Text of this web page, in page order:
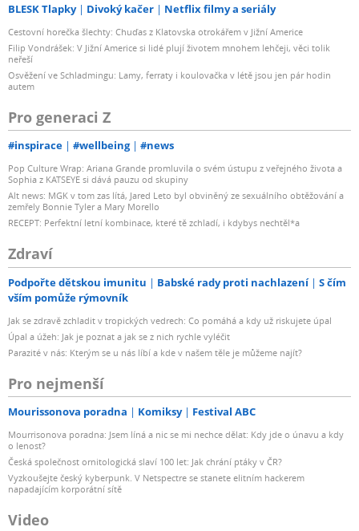
BLESK Tlapky Divoký kačer Netflix filmy a seriály
Cestovní horečka šlechty: Chuďas z Klatovska otrokářem v Jižní Americe
Filip Vondrášek: V Jižní Americe si lidé plují životem mnohem lehčeji, věci tolik
neřeší
Osvěžení ve Schladmingu: Lamy, ferraty i koulovačka v létě jsou jen pár hodin
autem
Pro generaci Z
#inspirace #wellbeing #news
Pop Culture Wrap: Ariana Grande promluvila o svém ústupu z veřejného života a
Sophia z KATSEYE si dává pauzu od skupiny
Alt news: MGK v tom zas lítá, Jared Leto byl obviněný ze sexuálního obtěžování a
zemřely Bonnie Tyler a Mary Morello
RECEPT: Perfektní letní kombinace, které tě zchladí, i kdybys nechtěl*a
Zdraví
Podpořte dětskou imunitu Babské rady proti nachlazení
S čím
vším pomůže rýmovník
Jak se zdravě zchladit v tropických vedrech: Co pomáhá a kdy už riskujete úpal
Úpal a úžeh: Jak je poznat a jak se z nich rychle vyléčit
Parazité v nás: Kterým se u nás líbí a kde v našem těle je můžeme najít?
Pro nejmenší
Mourissonova poradna Komiksy Festival ABC
Mourrisonova poradna: Jsem líná a nic se mi nechce dělat: Kdy jde o únavu a kdy
o lenost?
Česká společnost ornitologická slaví 100 let: Jak chrání ptáky v ČR?
Vyzkoušejte český kyberpunk. V Netspectre se stanete elitním hackerem
napadajícím korporátní sítě
Video